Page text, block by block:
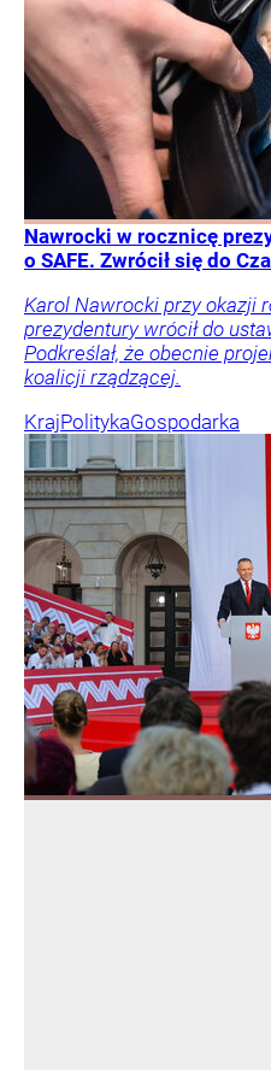
Nawrocki w rocznicę
o SAFE. Zwrócił się do
Karol Nawrocki przy okazji
prezydentury wrócił do
Podkreślał, że obecnie
koalicji rządzącej.
KrajPolitykaGospodarka